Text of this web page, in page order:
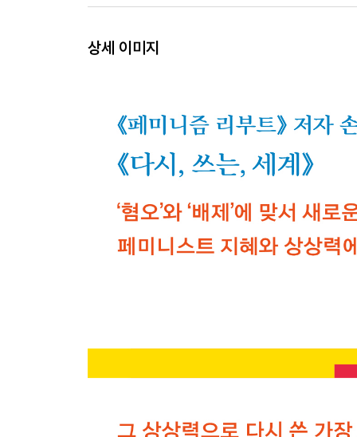
99 · 반지성적 의미 왜곡에 대응하는 법
111 · 대한민국이 신정국가입니까?
115 · ‘보이지 않는 것’이 보여주는 것
119 · ‘보이는 것’이 들려드릴 이야기
123 · A 하사와 함께 질문하자
3 싸움이 열어준 세계
147 · 싸움에도 머뭇거림은 필요하다
163 · 영화제도의 남성 카르텔을 묻는다
상세 이미지